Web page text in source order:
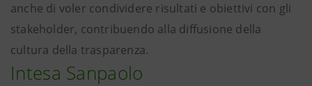
anche di voler condividere risultati e obiettivi con gli
stakeholder, contribuendo alla diffusione della
cultura della trasparenza.
Intesa Sanpaolo